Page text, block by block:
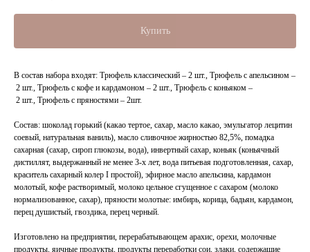
Купить
В состав набора входят: Трюфель классический – 2 шт., Трюфель с апельсином –
2 шт., Трюфель с кофе и кардамоном – 2 шт., Трюфель с коньяком –
2 шт., Трюфель с пряностями – 2шт.
Состав: шоколад горький (какао тертое, сахар, масло какао, эмульгатор лецитин
соевый, натуральная ваниль), масло сливочное жирностью 82,5%, помадка
сахарная (сахар, сироп глюкозы, вода), инвертный сахар, коньяк (коньячный
дистиллят, выдержанный не менее 3-х лет, вода питьевая подготовленная, сахар,
краситель сахарный колер I простой), эфирное масло апельсина, кардамон
молотый, кофе растворимый, молоко цельное сгущенное с сахаром (молоко
нормализованное, сахар), пряности молотые: имбирь, корица, бадьян, кардамон,
перец душистый, гвоздика, перец черный.
Изготовлено на предприятии, перерабатывающем арахис, орехи, молочные
продукты, яичные продукты, продукты переработки сои, злаки, содержащие